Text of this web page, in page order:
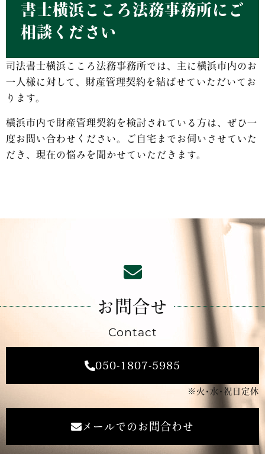
書士横浜こころ法務事務所にご
相談ください
司法書士横浜こころ法務事務所では、主に横浜市内のお
一人様に対して、財産管理契約を結ばせていただいてお
ります。
横浜市内で財産管理契約を検討されている方は、ぜひ一
度お問い合わせください。ご自宅までお伺いさせていた
だき、現在の悩みを聞かせていただきます。
お問合せ
Contact
050-1807-5985
※火･水･祝日定休
メールでのお問合わせ